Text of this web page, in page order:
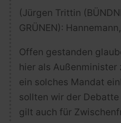
(Jürgen Trittin
GRÜNEN):
Offen gestanden
hier als Außenminister
ein solches Mandat
sollten wir der Debatte
gilt auch für